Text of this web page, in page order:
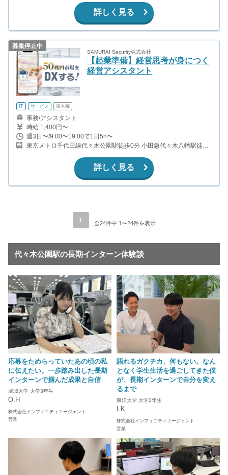
詳しく見る
募集停止中
SAMURAI Security株式会社
【起業準備】経営思考が身につく
経営アシスタント
IT サービス 東京都
事務/アシスタント
時給 1,400円〜
週3日〜/9:00〜19:00で1日5h〜
東京メトロ千代田線代々木公園駅徒歩0分 小田急代々木八幡駅徒歩
詳しく見る
1 全24件中 1〜24件を表示
代々木公園駅の長期インターン体験談
応募をためらっていたあの頃の私
に伝えたい。一歩踏み出した長期
インターンで掴んだ成果と自信
成城大学 大学3年生
O.H
株式会社インフィニティエージェント
営業
語れるガクチカ、何もない。なん
となく学生生活を過ごしてきた僕
が、長期インターンで自分を変え
るまで
東洋大学 大学3年生
I.K
株式会社インフィニティエージェント
営業